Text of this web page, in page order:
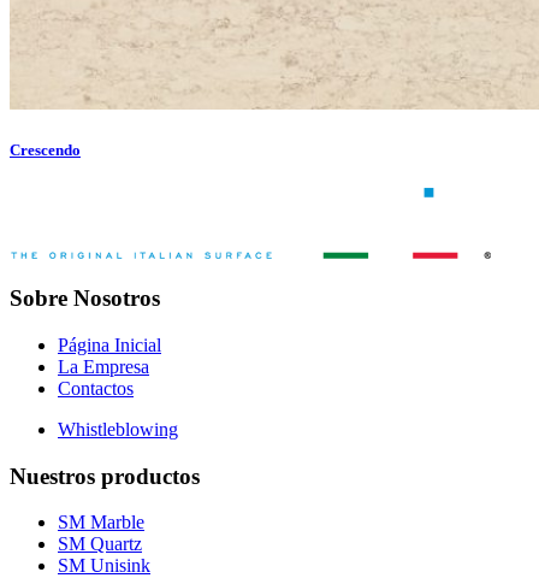
Crescendo
Sobre Nosotros
Página Inicial
La Empresa
Contactos
Whistleblowing
Nuestros productos
SM Marble
SM Quartz
SM Unisink